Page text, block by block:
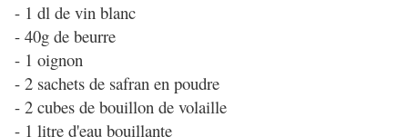
- 1 dl de vin blanc
- 40g de beurre
- 1 oignon
- 2 sachets de safran en poudre
- 2 cubes de bouillon de volaille
- 1 litre d'eau bouillante